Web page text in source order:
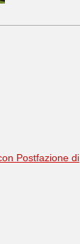
Postfazione di